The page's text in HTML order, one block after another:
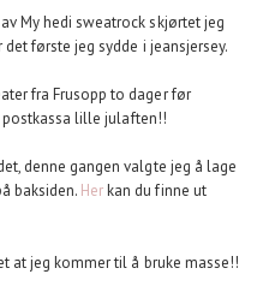
My hedi sweatrock skjørtet jeg
første jeg sydde i jeansjersey.
fra Frusopp to dager før
lille julaften!!
denne gangen valgte jeg å lage
baksiden. Herkan du finne ut
at jeg kommer til å bruke masse!!